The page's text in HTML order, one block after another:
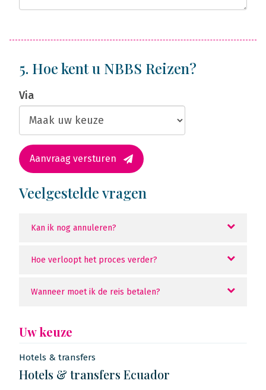
5. Hoe kent u NBBS Reizen?
Via
Aanvraag versturen
Veelgestelde vragen
Kan ik nog annuleren?
Hoe verloopt het proces verder?
Wanneer moet ik de reis betalen?
Uw keuze
Hotels & transfers
Hotels & transfers Ecuador